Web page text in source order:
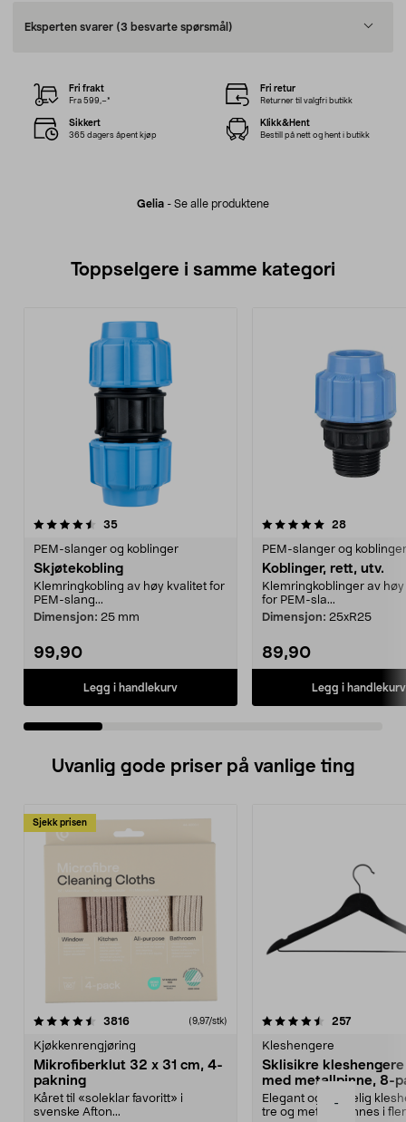
-
Eksperten svarer (3 besvarte spørsmål)
Gelia - Se alle produktene
Fri frakt
Fra 599,–*
Fri retur
Returner til valgfri butikk
Sikkert
365 dagers åpent kjøp
Klikk&Hent
Bestill på nett og hent i butikk
Toppselgere i samme kategori
35anmeldelser
PEM-slanger og koblinger
Skjøtekobling
Klemringkobling av høy kvalitet for
PEM-slang...
Dimensjon: 25 mm
99,90
Legg i handlekurv
5.0 av 5 stjerner 28
PEM-slanger og koblinger
Koblinger, rett, utv.
Klemringkoblinger av
for PEM-sla...
Dimensjon: 25xR25
89,90
Legg i handlekurv
4.5 av 5 stjerner
Uvanlig gode priser på vanlige ting
Sjekk prisen
3816anmeldelser(9,97/stk)
Kjøkkenrengjøring
Mikrofiberklut 32 x 31 cm, 4-
pakning
Kåret til «soleklar favoritt» i
svenske Afton...
4.5av 5 stjerner 257
Kleshengere
Sklisikre
med metallpinne, 8-
Elegant og skikkelig
tre og metall – finnes i
4.5av 5 stjerner